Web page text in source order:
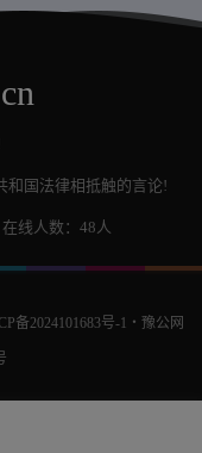
和国法律相抵触的言论!
线人数：48人
备2024101683号-1 ・ 豫公网